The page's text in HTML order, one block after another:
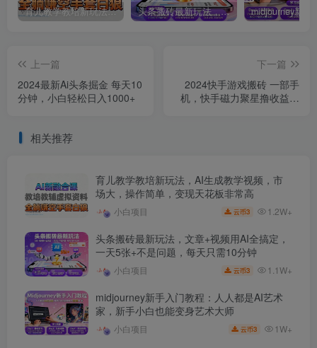
育儿教学教培新玩法，AI生成教学视频，市场大，操作简单，变现天花板非常高 头条搬砖最新玩法，文章+视频用AI全搞定，一天5张+不是问题，每天只需10分钟
上一篇
2024最新Ai头条掘金 每天10
分钟，小白轻松日入1000+
下一篇
2024快手游戏搬砖 一部手
机，快手磁力聚星撸收益，
相关推荐
育儿教学教培新玩法，AI生成教学视频，市
场大，操作简单，变现天花板非常高
小白项目 云币3 1.2W+
头条搬砖最新玩法，文章+视频用AI全搞定，
一天5张+不是问题，每天只需10分钟
小白项目 云币3 1.1W+
midjourney新手入门教程：人人都是AI艺术
家，新手小白也能变身艺术大师
小白项目 云币3 1W+